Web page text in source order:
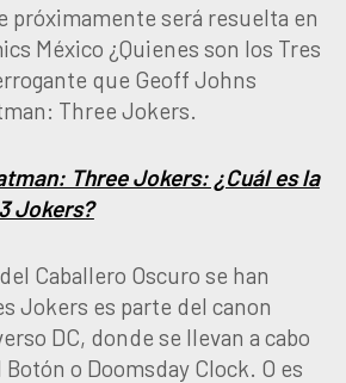
próximamente será resuelta en
México ¿Quienes son los Tres
que Geoff Johns
Three Jokers.
Three Jokers: ¿Cuál es la
Jokers?
Caballero Oscuro se han
Jokers es parte del canon
DC, donde se llevan a cabo
o Doomsday Clock. O es